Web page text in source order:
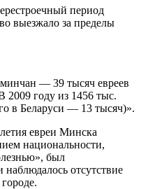
период
выезжало за пределы
— 39 тысяч евреев
2009 году из 1456 тыс.
в Беларуси — 13 тысяч)».
евреи Минска
национальности,
был
наблюдалось отсутствие